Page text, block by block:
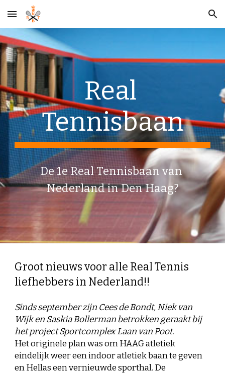
Skip to main content Skip to navigation
Real
Tennisbaan
De 1e Real Tennisbaan van
Nederland in Den Haag?
Groot nieuws voor alle Real Tennis
liefhebbers in Nederland!!
Sinds september zijn Cees de Bondt, Niek van
Wijk en Saskia Bollerman betrokken geraakt bij
het project Sportcomplex Laan van Poot.
Het originele plan was om HAAG atletiek
eindelijk weer een indoor atletiek baan te geven
en Hellas een vernieuwde sporthal. De